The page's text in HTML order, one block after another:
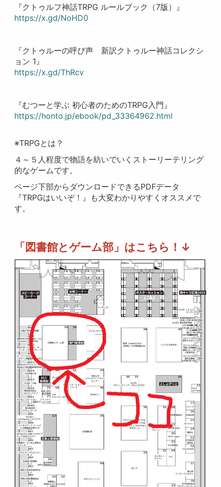
『クトゥルフ神話TRPG ルールブック（7版）』
https://x.gd/NoHD0
『クトゥルーの呼び声 新訳クトゥルー神話コレクシ
ョン 1』
https://x.gd/ThRcv
『むつーと学ぶ 初心者のためのTRPG入門』
https://honto.jp/ebook/pd_33364962.html
※TRPGとは？
４～５人程度で物語を紡いでいくストーリーテリング
的なゲームです。
ページ下部からダウンロードできるPDFデータ
『TRPGはいいぞ！』も大変わかりやすくオススメで
す。
「図書館とゲーム部」はこちら！↓